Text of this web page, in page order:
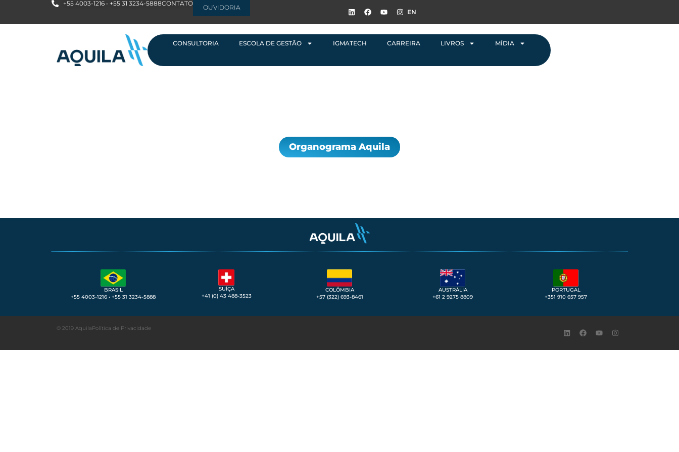
+55 4003-1216 • +55 31 3234-5888CONTATO
OUVIDORIA
EN
CONSULTORIA ESCOLA DE GESTÃO IGMATECH CARREIRA LIVROS MÍDIA
Organograma Aquila
BRASIL
+55 4003-1216 • +55 31 3234-5888
SUÍÇA
+41 (0) 43 488-3523
COLÔMBIA
+57 (322) 693-8461
AUSTRÁLIA
+61 2 9275 8809
PORTUGAL
+351 910 657 957
© 2019 AquilaPolítica de Privacidade